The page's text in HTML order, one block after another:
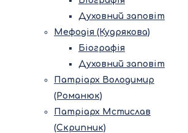
Духовний заповіт
Мефодія (Кудрякова)
Біографія
Духовний заповіт
Патріарх Володимир
(Романюк)
Патріарх Мстислав
(Скрипник)